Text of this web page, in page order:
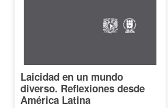
Laicidad en un mundo
diverso. Reflexiones desde
América Latina